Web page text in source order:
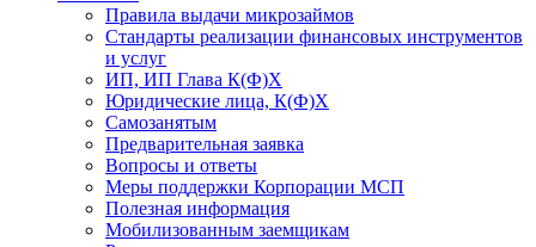
Правила выдачи микрозаймов
Стандарты реализации финансовых инструментов
и услуг
ИП, ИП Глава К(Ф)Х
Юридические лица, К(Ф)Х
Самозанятым
Предварительная заявка
Вопросы и ответы
Меры поддержки Корпорации МСП
Полезная информация
Мобилизованным заемщикам